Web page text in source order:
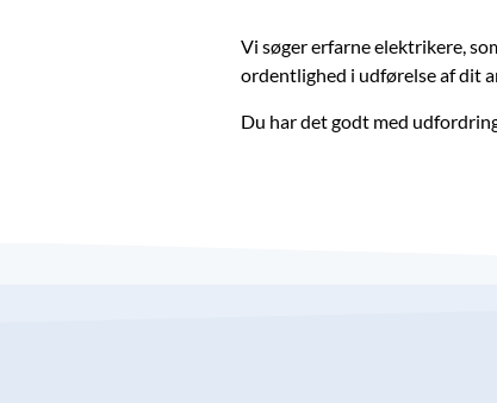
Vi søger erfarne elektrikere,
ordentlighed i udførelse af dit
Du har det godt med